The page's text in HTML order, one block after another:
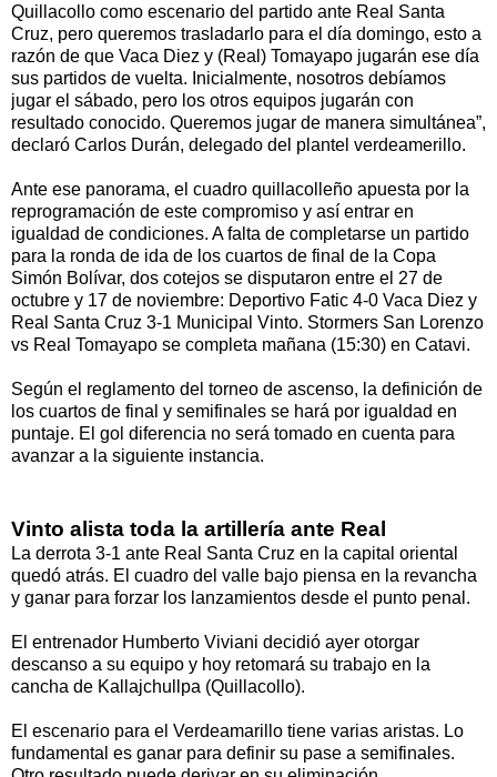
Quillacollo como escenario del partido ante Real Santa
Cruz, pero queremos trasladarlo para el día domingo, esto a
razón de que Vaca Diez y (Real) Tomayapo jugarán ese día
sus partidos de vuelta. Inicialmente, nosotros debíamos
jugar el sábado, pero los otros equipos jugarán con
resultado conocido. Queremos jugar de manera simultánea”,
declaró Carlos Durán, delegado del plantel verdeamerillo.
Ante ese panorama, el cuadro quillacolleño apuesta por la
reprogramación de este compromiso y así entrar en
igualdad de condiciones. A falta de completarse un partido
para la ronda de ida de los cuartos de final de la Copa
Simón Bolívar, dos cotejos se disputaron entre el 27 de
octubre y 17 de noviembre: Deportivo Fatic 4-0 Vaca Diez y
Real Santa Cruz 3-1 Municipal Vinto. Stormers San Lorenzo
vs Real Tomayapo se completa mañana (15:30) en Catavi.
Según el reglamento del torneo de ascenso, la definición de
los cuartos de final y semifinales se hará por igualdad en
puntaje. El gol diferencia no será tomado en cuenta para
avanzar a la siguiente instancia.
Vinto alista toda la artillería ante Real
La derrota 3-1 ante Real Santa Cruz en la capital oriental
quedó atrás. El cuadro del valle bajo piensa en la revancha
y ganar para forzar los lanzamientos desde el punto penal.
El entrenador Humberto Viviani decidió ayer otorgar
descanso a su equipo y hoy retomará su trabajo en la
cancha de Kallajchullpa (Quillacollo).
El escenario para el Verdeamarillo tiene varias aristas. Lo
fundamental es ganar para definir su pase a semifinales.